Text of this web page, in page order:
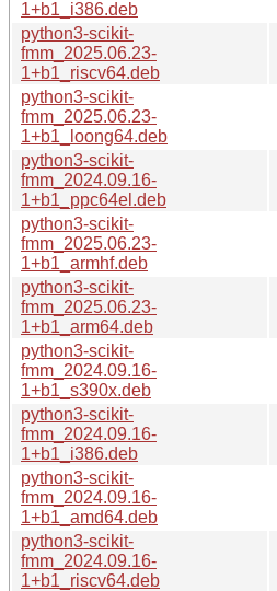
1+b1_i386.deb
python3-scikit-
fmm_2025.06.23-
1+b1_riscv64.deb
python3-scikit-
fmm_2025.06.23-
1+b1_loong64.deb
python3-scikit-
fmm_2024.09.16-
1+b1_ppc64el.deb
python3-scikit-
fmm_2025.06.23-
1+b1_armhf.deb
python3-scikit-
fmm_2025.06.23-
1+b1_arm64.deb
python3-scikit-
fmm_2024.09.16-
1+b1_s390x.deb
python3-scikit-
fmm_2024.09.16-
1+b1_i386.deb
python3-scikit-
fmm_2024.09.16-
1+b1_amd64.deb
python3-scikit-
fmm_2024.09.16-
1+b1_riscv64.deb